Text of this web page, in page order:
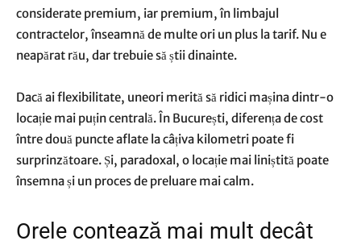
considerate premium, iar premium, în limbajul
contractelor, înseamnă de multe ori un plus la tarif. Nu e
neapărat rău, dar trebuie să știi dinainte.
Dacă ai flexibilitate, uneori merită să ridici mașina dintr-o
locație mai puțin centrală. În București, diferența de cost
între două puncte aflate la câțiva kilometri poate fi
surprinzătoare. Și, paradoxal, o locație mai liniștită poate
însemna și un proces de preluare mai calm.
Orele contează mai mult decât